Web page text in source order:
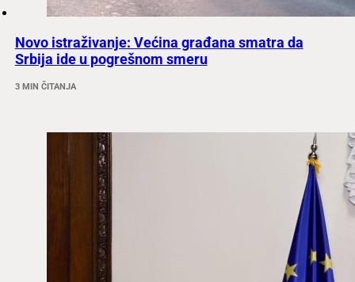
Novo istraživanje: Većina građana smatra da
Srbija ide u pogrešnom smeru
3 MIN ČITANJA